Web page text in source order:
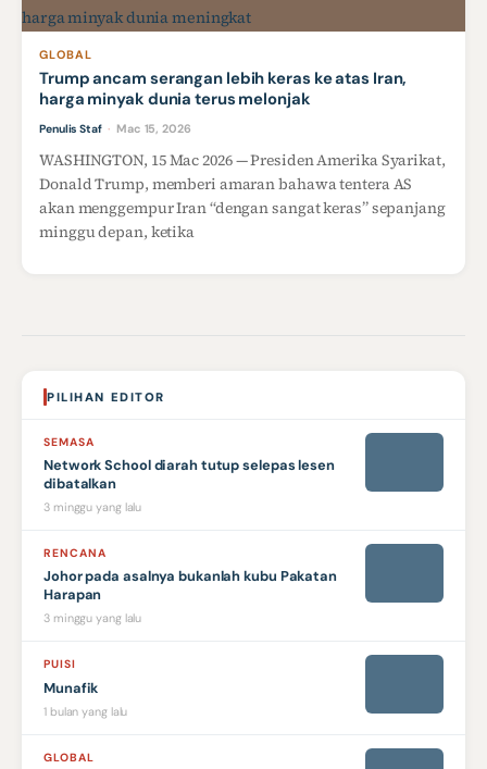
GLOBAL
Trump ancam serangan lebih keras ke atas Iran,
harga minyak dunia terus melonjak
Penulis Staf · Mac 15, 2026
WASHINGTON, 15 Mac 2026 — Presiden Amerika Syarikat,
Donald Trump, memberi amaran bahawa tentera AS
akan menggempur Iran “dengan sangat keras” sepanjang
minggu depan, ketika
PILIHAN EDITOR
SEMASA
Network School diarah tutup selepas lesen
dibatalkan
3 minggu yang lalu
RENCANA
Johor pada asalnya bukanlah kubu Pakatan
Harapan
3 minggu yang lalu
PUISI
Munafik
1 bulan yang lalu
GLOBAL